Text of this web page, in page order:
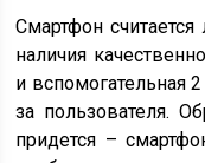
Смартфон
наличия
и вспомогательная
за пользователя.
придется –